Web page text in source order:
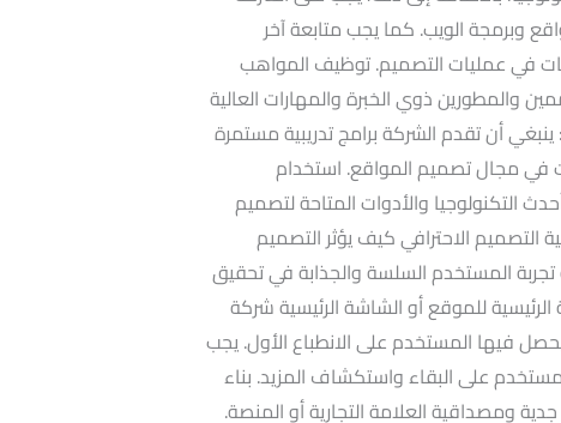
وبرمجة الويب. كما يجب متابعة آخر
في عمليات التصميم. توظيف المواهب
والمطورين ذوي الخبرة والمهارات العالية
أن تقدم الشركة برامج تدريبية مستمرة
في مجال تصميم المواقع. استخدام
التكنولوجيا والأدوات المتاحة لتصميم
الاحترافي كيف يؤثر التصميم
المستخدم السلسة والجذابة في تحقيق
للموقع أو الشاشة الرئيسية شركة
فيها المستخدم على الانطباع الأول. يجب
على البقاء واستكشاف المزيد. بناء
ومصداقية العلامة التجارية أو المنصة.